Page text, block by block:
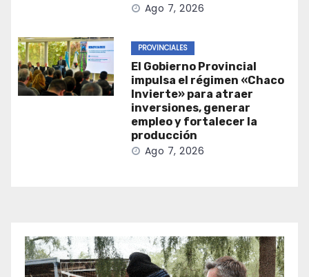
Ago 7, 2026
PROVINCIALES
El Gobierno Provincial
impulsa el régimen «Chaco
Invierte» para atraer
inversiones, generar
empleo y fortalecer la
producción
Ago 7, 2026